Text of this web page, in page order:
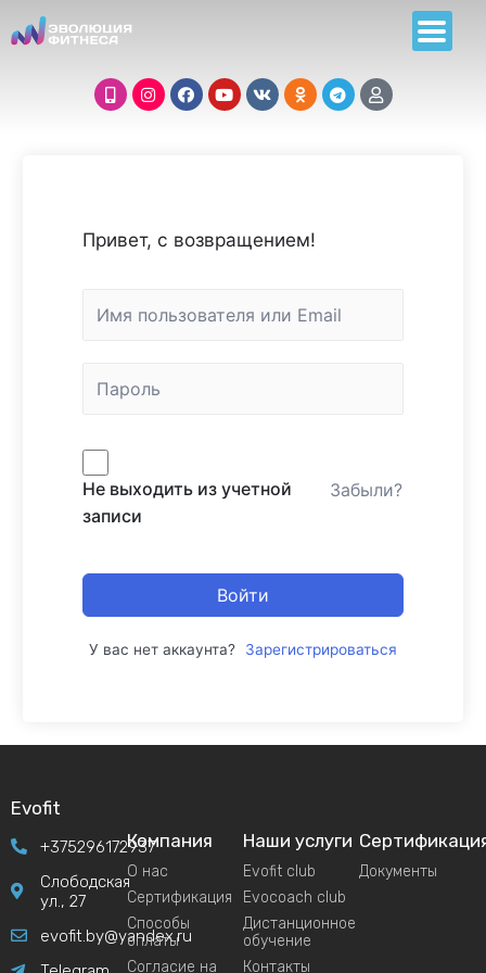
Привет, с возвращением!
Не выходить из учетной
записи
Забыли?
Войти
У вас нет аккаунта? Зарегистрироваться
Evofit
+375296172937
Слободская
ул., 27
evofit.by@yandex.ru
Компания
О нас
Сертификация
Способы
оплаты
Согласие на
Наши услуги
Evofit club
Evocoach club
Дистанционное
обучение
Контакты
Документы